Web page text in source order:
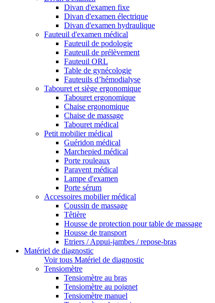
Divan d'examen fixe
Divan d'examen électrique
Divan d'examen hydraulique
Fauteuil d'examen médical
Fauteuil de podologie
Fauteuil de prélèvement
Fauteuil ORL
Table de gynécologie
Fauteuils d’hémodialyse
Tabouret et siège ergonomique
Tabouret ergonomique
Chaise ergonomique
Chaise de massage
Tabouret médical
Petit mobilier médical
Guéridon médical
Marchepied médical
Porte rouleaux
Paravent médical
Lampe d'examen
Porte sérum
Accessoires mobilier médical
Coussin de massage
Têtière
Housse de protection pour table de massage
Housse de transport
Etriers / Appui-jambes / repose-bras
Matériel de diagnostic
Voir tous Matériel de diagnostic
Tensiomètre
Tensiomètre au bras
Tensiomètre au poignet
Tensiomètre manuel